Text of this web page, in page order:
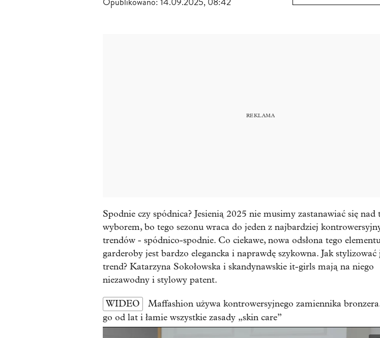
Spodnie czy spódnica? Jesienią 2025 nie musimy zastanawiać się nad
wyborem, bo tego sezonu wraca do jeden z najbardziej
trendów - spódnico-spodnie. Co ciekawe, nowa odsłona tego
garderoby jest bardzo elegancka i naprawdę szykowna. Jak stylizować
trend? Katarzyna Sokołowska i skandynawskie it-girls mają na niego
niezawodny i stylowy patent.
WIDEO
Maffashion używa kontrowersyjnego zamiennika
go od lat i łamie wszystkie zasady „skin care”